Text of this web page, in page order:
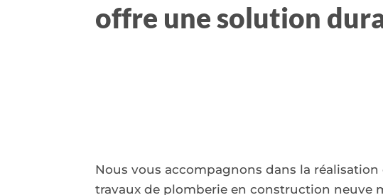
offre une solution
Nous vous accompagnons dans la réalisation
travaux de plomberie en construction neuve